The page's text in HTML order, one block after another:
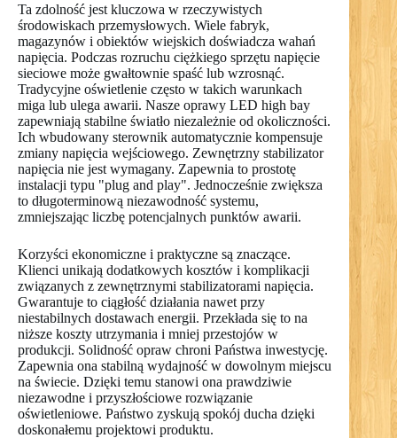
Ta zdolność jest kluczowa w rzeczywistych
środowiskach przemysłowych. Wiele fabryk,
magazynów i obiektów wiejskich doświadcza wahań
napięcia. Podczas rozruchu ciężkiego sprzętu napięcie
sieciowe może gwałtownie spaść lub wzrosnąć.
Tradycyjne oświetlenie często w takich warunkach
miga lub ulega awarii. Nasze oprawy LED high bay
zapewniają stabilne światło niezależnie od okoliczności.
Ich wbudowany sterownik automatycznie kompensuje
zmiany napięcia wejściowego. Zewnętrzny stabilizator
napięcia nie jest wymagany. Zapewnia to prostotę
instalacji typu "plug and play". Jednocześnie zwiększa
to długoterminową niezawodność systemu,
zmniejszając liczbę potencjalnych punktów awarii.
Korzyści ekonomiczne i praktyczne są znaczące.
Klienci unikają dodatkowych kosztów i komplikacji
związanych z zewnętrznymi stabilizatorami napięcia.
Gwarantuje to ciągłość działania nawet przy
niestabilnych dostawach energii. Przekłada się to na
niższe koszty utrzymania i mniej przestojów w
produkcji. Solidność opraw chroni Państwa inwestycję.
Zapewnia ona stabilną wydajność w dowolnym miejscu
na świecie. Dzięki temu stanowi ona prawdziwie
niezawodne i przyszłościowe rozwiązanie
oświetleniowe. Państwo zyskują spokój ducha dzięki
doskonałemu projektowi produktu.